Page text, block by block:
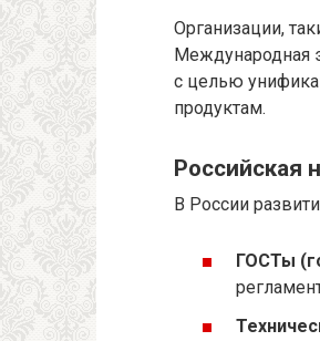
Организации,
Международная
с целью
продуктам.
Российская
В России
ГОСТы